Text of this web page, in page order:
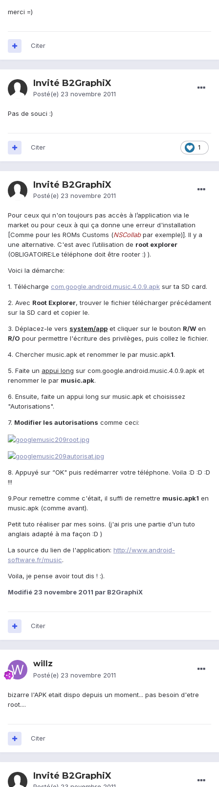
merci =)
Citer
Invité B2GraphiX
Posté(e) 23 novembre 2011
Pas de souci :)
1
Citer
Invité B2GraphiX
Posté(e) 23 novembre 2011
Pour ceux qui n'on toujours pas accès à l’application via le
market ou pour ceux à qui ça donne une erreur d'installation
[Comme pour les ROMs Customs (NSCollabpar exemple)]. Il y a
une alternative. C'est avec l’utilisation de root explorer
(OBLIGATOIRE:Le téléphone doit être rooter :) ).
Voici la démarche:
1. Télécharge com.google.android.music.4.0.9.apk sur ta SD card.
2. Avec Root Explorer, trouver le fichier télécharger précédament
sur la SD card et copier le.
3. Déplacez-le vers system/app et cliquer sur le bouton R/W en
R/O pour permettre l'écriture des privilèges, puis collez le fichier.
4. Chercher music.apk et renommer le par music.apk1.
5. Faite un appui long sur com.google.android.music.4.0.9.apk et
renommer le par music.apk.
6. Ensuite, faite un appui long sur music.apk et choisissez
"Autorisations".
7. Modifier les autorisations comme ceci:
8. Appuyé sur “OK" puis redémarrer votre téléphone. Voila :D :D :D
!!!
9.Pour remettre comme c'était, il suffi de remettre music.apk1 en
music.apk (comme avant).
Petit tuto réaliser par mes soins. (j'ai pris une partie d'un tuto
anglais adapté à ma façon :D )
La source du lien de l'application: http://www.android-
software.fr/music.
Voila, je pense avoir tout dis ! :).
Modifié 23 novembre 2011 par B2GraphiX
Citer
willz
Posté(e) 23 novembre 2011
bizarre l'APK etait dispo depuis un moment... pas besoin d'etre
root....
Citer
Invité B2GraphiX